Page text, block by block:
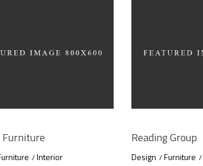
Interior
Reading Group
Design Furniture